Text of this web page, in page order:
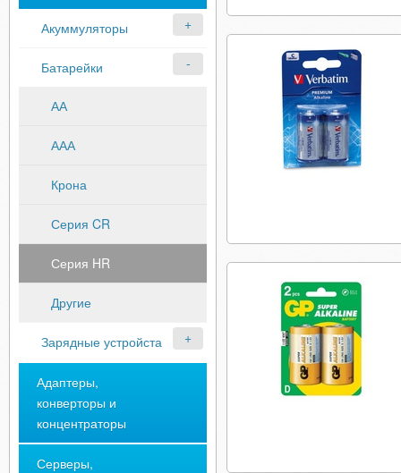
Акуммуляторы
Батарейки
АА
ААА
Крона
Серия CR
Серия HR
Другие
Зарядные устройста
Адаптеры,
конверторы и
концентраторы
Серверы,